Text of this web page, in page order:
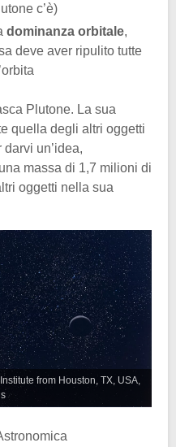
c’è)
dominanza orbitale,
deve aver ripulito tutte
Plutone. La sua
quella degli altri oggetti
un’idea,
massa di 1,7 milioni di
oggetti nella sua
from Houston, TX, USA,